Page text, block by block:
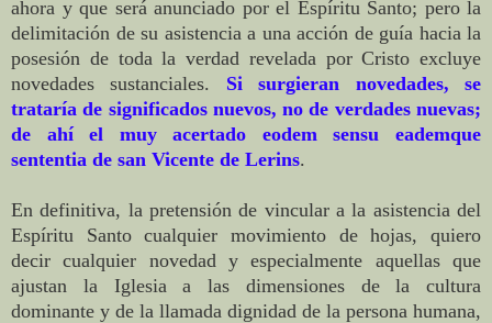
ahora y que será anunciado por el Espíritu Santo; pero la
delimitación de su asistencia a una acción de guía hacia la
posesión de toda la verdad revelada por Cristo excluye
novedades sustanciales. Si surgieran novedades, se
trataría de significados nuevos, no de verdades nuevas;
de ahí el muy acertado eodem sensu eademque
sententia de san Vicente de Lerins.
En definitiva, la pretensión de vincular a la asistencia del
Espíritu Santo cualquier movimiento de hojas, quiero
decir cualquier novedad y especialmente aquellas que
ajustan la Iglesia a las dimensiones de la cultura
dominante y de la llamada dignidad de la persona humana,